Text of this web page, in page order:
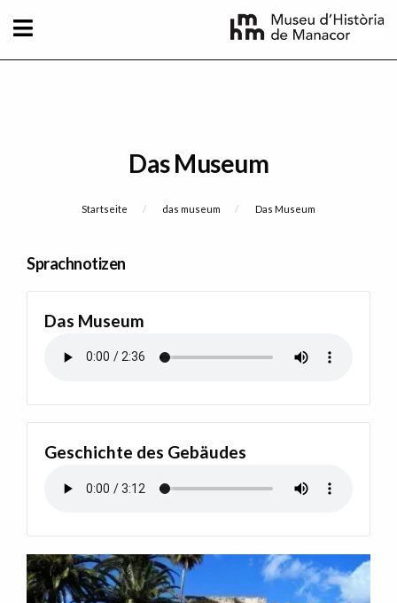
Das Museum
Breadcrumb
Startseite das museum Current:
Das Museum
Sprachnotizen
Das Museum
Geschichte des Gebäudes